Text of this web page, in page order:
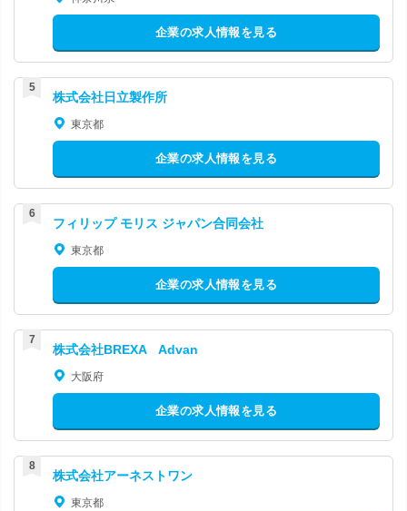
企業の求人情報を見る
株式会社日立製作所
東京都
企業の求人情報を見る
フィリップ モリス ジャパン合同会社
東京都
企業の求人情報を見る
株式会社BREXA Advan
大阪府
企業の求人情報を見る
株式会社アーネストワン
東京都